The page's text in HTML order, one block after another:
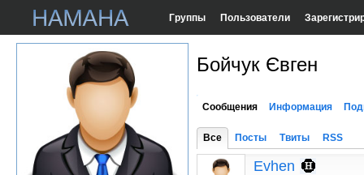
Группы Пользователи
Бойчук Євген
Сообщения Информация
Все Посты Твиты RSS
Evhen